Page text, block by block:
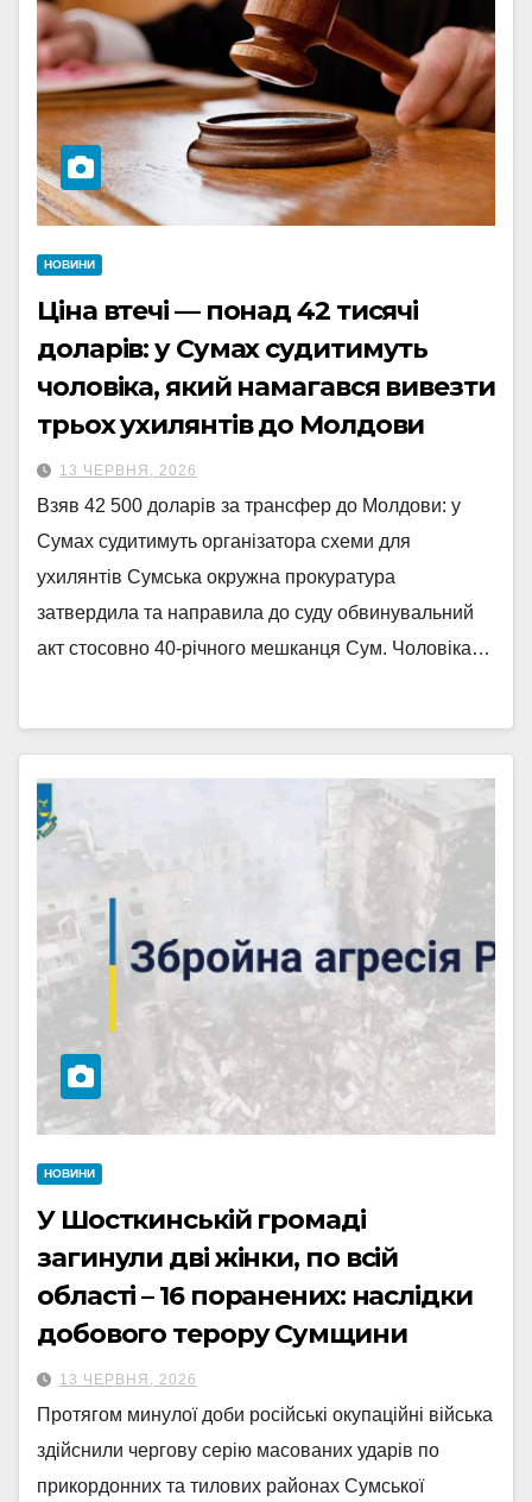
НОВИНИ
Ціна втечі — понад 42 тисячі
доларів: у Сумах судитимуть
чоловіка, який намагався вивезти
трьох ухилянтів до Молдови
13 ЧЕРВНЯ, 2026
Взяв 42 500 доларів за трансфер до Молдови: у
Сумах судитимуть організатора схеми для
ухилянтів Сумська окружна прокуратура
затвердила та направила до суду обвинувальний
акт стосовно 40-річного мешканця Сум. Чоловіка…
НОВИНИ
У Шосткинській громаді
загинули дві жінки, по всій
області – 16 поранених: наслідки
добового терору Сумщини
13 ЧЕРВНЯ, 2026
Протягом минулої доби російські окупаційні війська
здійснили чергову серію масованих ударів по
прикордонних та тилових районах Сумської